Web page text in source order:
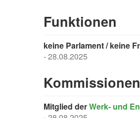
Funktionen
keine Parlament / keine
- 28.08.2025
Kommissionen
Mitglied derWerk- und